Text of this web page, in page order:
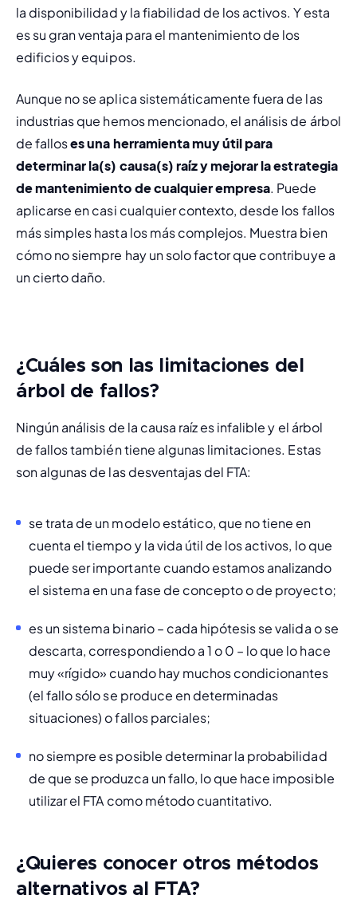
la disponibilidad y la fiabilidad de los activos. Y esta
es su gran ventaja para el mantenimiento de los
edificios y equipos.
Aunque no se aplica sistemáticamente fuera de las
industrias que hemos mencionado, el análisis de árbol
de fallos es una herramienta muy útil para
determinar la(s) causa(s) raíz y mejorar la estrategia
de mantenimiento de cualquier empresa. Puede
aplicarse en casi cualquier contexto, desde los fallos
más simples hasta los más complejos. Muestra bien
cómo no siempre hay un solo factor que contribuye a
un cierto daño.
¿Cuáles son las limitaciones del
árbol de fallos?
Ningún análisis de la causa raíz es infalible y el árbol
de fallos también tiene algunas limitaciones. Estas
son algunas de las desventajas del FTA:
se trata de un modelo estático, que no tiene en
cuenta el tiempo y la vida útil de los activos, lo que
puede ser importante cuando estamos analizando
el sistema en una fase de concepto o de proyecto;
es un sistema binario – cada hipótesis se valida o se
descarta, correspondiendo a 1 o 0 – lo que lo hace
muy «rígido» cuando hay muchos condicionantes
(el fallo sólo se produce en determinadas
situaciones) o fallos parciales;
no siempre es posible determinar la probabilidad
de que se produzca un fallo, lo que hace imposible
utilizar el FTA como método cuantitativo.
¿Quieres conocer otros métodos
alternativos al FTA?